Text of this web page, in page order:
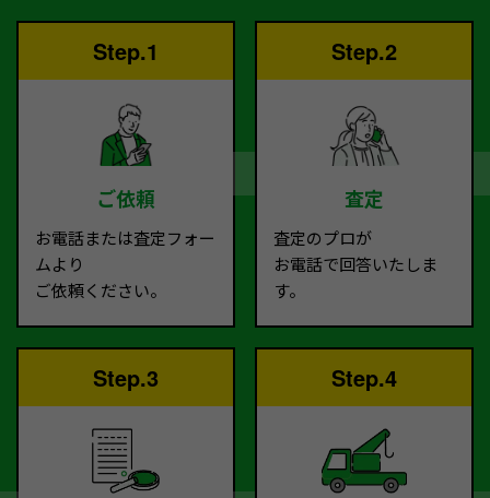
Step.1
ご依頼
お電話または査定フォー
ムより
ご依頼ください。
Step.2
査定
査定のプロが
お電話で回答いたしま
す。
Step.3 Step.4